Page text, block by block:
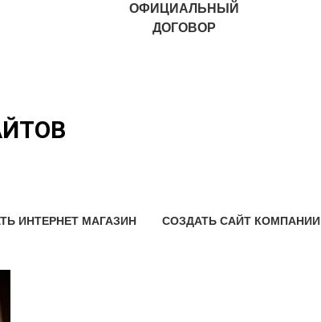
ОФИЦИАЛЬНЫЙ
ДОГОВОР
ИНТЕРНЕТ МАГАЗИН СОЗДАТЬ САЙТ КОМПАНИИ